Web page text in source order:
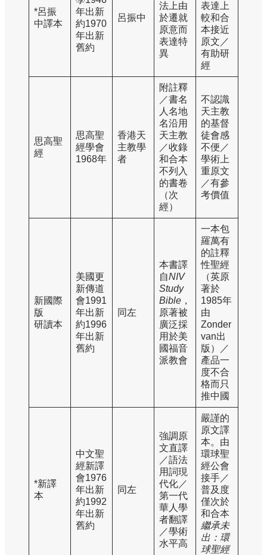
*呂振
中譯本
年出新
約1970
年出新
舊約
呂振中
法上由
於遷就
原意而
表達特
異
表達上
較和合
本接近
原文／
有助研
經
思高聖
經
思高聖
經學會
1968年
香港天
主教學
者
附註釋
／書名
人名地
名沿用
天主教
／收錄
和合本
不列入
的書卷
（次
經）
不認識
天主教
的基督
徒會感
不便／
學術上
重原文
／有參
考價值
新國際
版
研讀本
美國更
新傳道
會1991
年出新
約1996
年出新
舊約
同左
本書譯
自NIV
Study
Bible ，
原著被
廣泛採
用於美
國福音
派教會
一本包
羅萬有
的註釋
性聖經
（英原
著於
1985年
由
Zonder
van出
版）／
產品一
度不合
格而只
推中國
*新譯
本
中文聖
經新譯
會1976
年出新
約1992
年出新
舊約
同左
強調原
文直譯
／語法
用詞現
代化／
第一代
華人學
者翻譯
／學術
水平高
嚴謹的
原文譯
本。由
環球聖
經公會
接手／
普及度
僅次於
和合本
繼承未
出：環
球聖經